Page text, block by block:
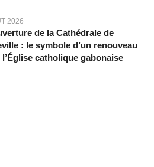
2026
de la Cathédrale de
: le symbole d’un renouveau
catholique gabonaise